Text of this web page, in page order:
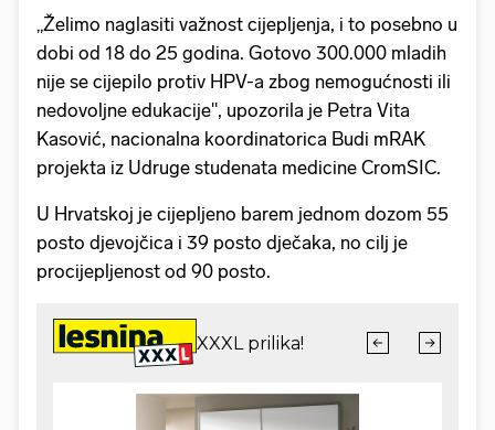
„Želimo naglasiti važnost cijepljenja, i to posebno u
dobi od 18 do 25 godina. Gotovo 300.000 mladih
nije se cijepilo protiv HPV-a zbog nemogućnosti ili
nedovoljne edukacije", upozorila je Petra Vita
Kasović, nacionalna koordinatorica Budi mRAK
projekta iz Udruge studenata medicine CromSIC.
U Hrvatskoj je cijepljeno barem jednom dozom 55
posto djevojčica i 39 posto dječaka, no cilj je
procijepljenost od 90 posto.